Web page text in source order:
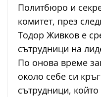
Политбюро и
комитет, през
Тодор Живков е
сътрудници на
По онова време
около себе си
сътрудници,